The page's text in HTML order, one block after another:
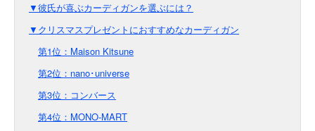
▼彼氏が喜ぶカーディガンを選ぶには？
▼クリスマスプレゼントにおすすめなカーディガン
第1位：Maison Kitsune
第2位：nano･universe
第3位：コンバース
第4位：MONO-MART